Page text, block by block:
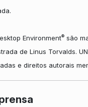
Environment®são
de Linus Torvalds.
e direitos autorais